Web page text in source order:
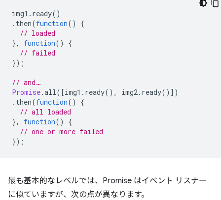
img1 . ready()
. then(function()
{
// loaded
},
function()
{
// failed
});
// and…
Promise.all([img1 . ready(), img2. ready()])
. then(function()
{
// all loaded
},
function()
{
// one or more failed
});
最も基本的なレベルでは、Promise はイベント リスナー
に似ていますが、次の点が異なります。